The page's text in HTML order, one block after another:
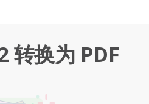
转换为 PDF